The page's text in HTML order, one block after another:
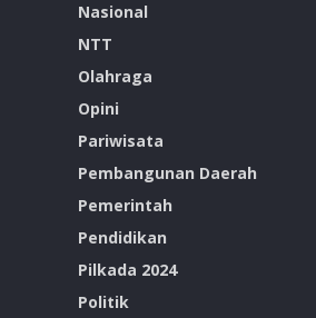
Nasional
NTT
Olahraga
Opini
Pariwisata
Pembangunan Daerah
Pemerintah
Pendidikan
Pilkada 2024
Politik